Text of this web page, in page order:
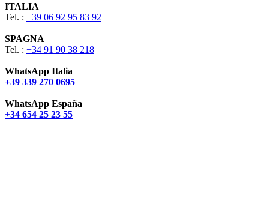
ITALIA
Tel. : +39 06 92 95 83 92
SPAGNA
Tel. : +34 91 90 38 218
WhatsApp Italia
+39 339 270 0695
WhatsApp España
+34 654 25 23 55